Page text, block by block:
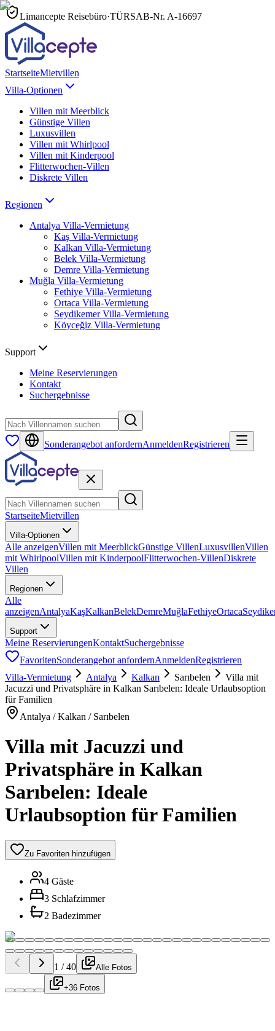
Limancepte Reisebüro·TÜRSAB-Nr. A-16697
StartseiteMietvillen
Villa-Optionen
Villen mit Meerblick
Günstige Villen
Luxusvillen
Villen mit Whirlpool
Villen mit Kinderpool
Flitterwochen-Villen
Diskrete Villen
Regionen
Antalya Villa-Vermietung
Kaş Villa-Vermietung
Kalkan Villa-Vermietung
Belek Villa-Vermietung
Demre Villa-Vermietung
Muğla Villa-Vermietung
Fethiye Villa-Vermietung
Ortaca Villa-Vermietung
Seydikemer Villa-Vermietung
Köyceğiz Villa-Vermietung
Support
Meine Reservierungen
Kontakt
Suchergebnisse
Sonderangebot anfordernAnmeldenRegistrieren
StartseiteMietvillen
Villa-Optionen
Alle anzeigenVillen mit MeerblickGünstige VillenLuxusvillenVillen
mit WhirlpoolVillen mit KinderpoolFlitterwochen-VillenDiskrete
Villen
Regionen
Alle
anzeigenAntalyaKaşKalkanBelekDemreMuğlaFethiyeOrtaca
Support
Meine ReservierungenKontaktSuchergebnisse
FavoritenSonderangebot anfordernAnmeldenRegistrieren
Villa-Vermietung
Antalya Kalkan Sarıbelen
Villa mit
Jacuzzi und Privatsphäre in Kalkan Sarıbelen: Ideale Urlaubsoption
für Familien
Antalya / Kalkan / Sarıbelen
Villa mit Jacuzzi und
Privatsphäre in Kalkan
Sarıbelen: Ideale
Urlaubsoption für Familien
Zu Favoriten hinzufügen
4 Gäste
3 Schlafzimmer
2 Badezimmer
1 /40 Alle Fotos
+36 Fotos